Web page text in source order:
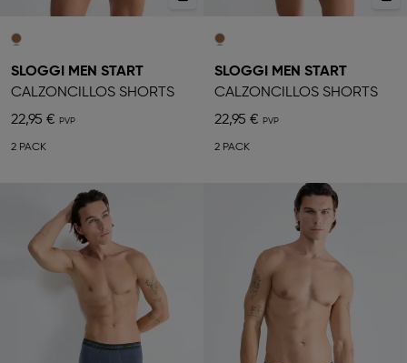
SLOGGI MEN START
CALZONCILLOS SHORTS
22,95 €
2 PACK
SLOGGI MEN START
CALZONCILLOS SHORTS
22,95 €
2 PACK